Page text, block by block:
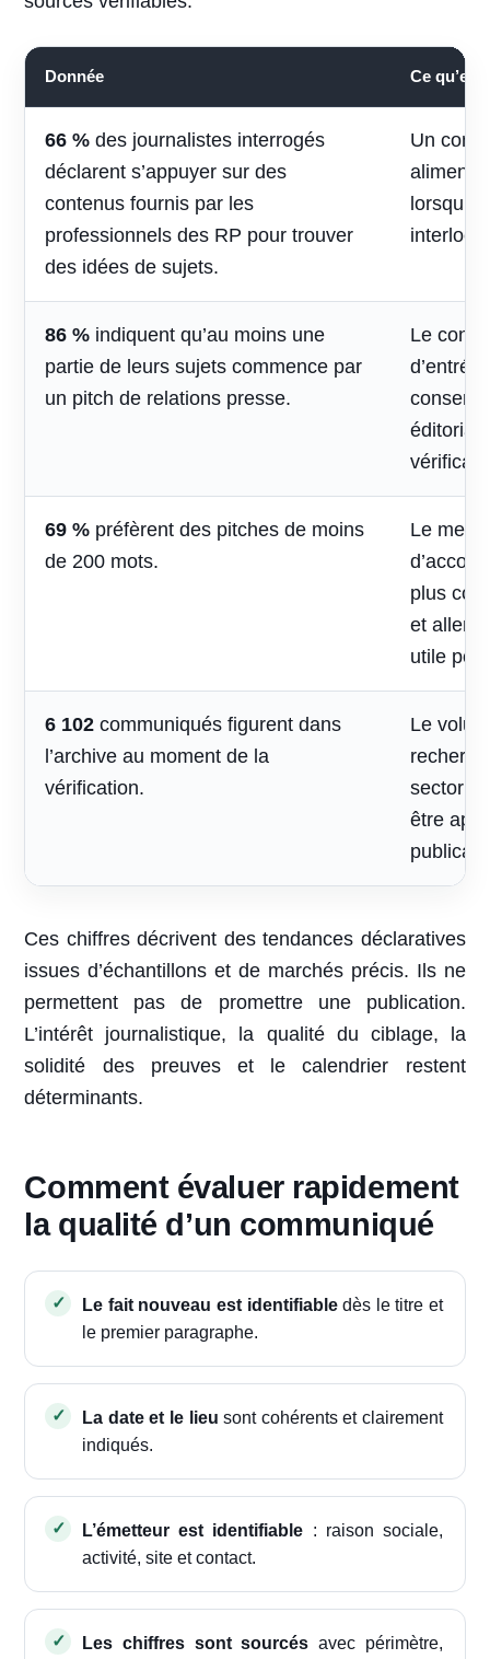
Donnée Ce
66 % des journalistes interrogés
déclarent s’appuyer sur des
contenus fournis par les
professionnels des RP pour trouver
des idées de sujets.
Un
lorsqu’il
86 % indiquent qu’au moins une
partie de leurs sujets commence par
un pitch de relations presse.
Le
69 % préfèrent des pitches de moins
de 200 mots.
Le
plus
et aller
utile
6 102 communiqués figurent dans
l’archive au moment de la
vérification.
Le
être
Ces chiffres décrivent des tendances déclaratives
issues d’échantillons et de marchés précis. Ils ne
permettent pas de promettre une publication.
L’intérêt journalistique, la qualité du ciblage, la
solidité des preuves et le calendrier restent
déterminants.
Comment évaluer rapidement
la qualité d’un communiqué
Le fait nouveau est identifiabledès le titre et
le premier paragraphe.
La date et le lieu sont cohérents et clairement
indiqués.
L’émetteur est identifiable : raison sociale,
activité, site et contact.
Les chiffres sont sourcés avec périmètre,